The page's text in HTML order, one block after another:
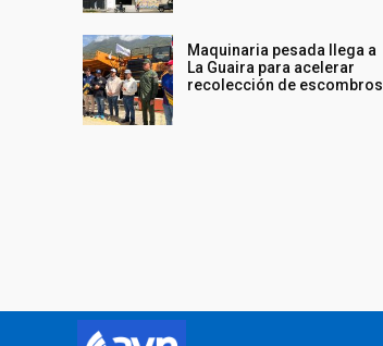
Maquinaria pesada llega a
La Guaira para acelerar
recolección de escombros